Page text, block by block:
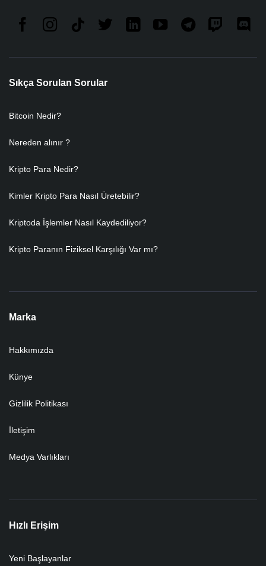
Sıkça Sorulan Sorular
Bitcoin Nedir?
Nereden alınır ?
Kripto Para Nedir?
Kimler Kripto Para Nasıl Üretebilir?
Kriptoda İşlemler Nasıl Kaydediliyor?
Kripto Paranın Fiziksel Karşılığı Var mı?
Marka
Hakkımızda
Künye
Gizlilik Politikası
İletişim
Medya Varlıkları
Hızlı Erişim
Yeni Başlayanlar